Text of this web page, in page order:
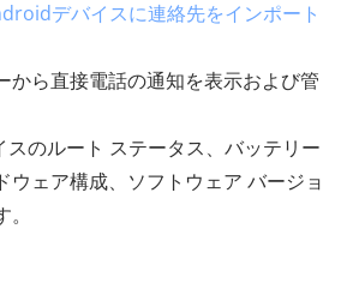
デバイスに連絡先をインポート
から直接電話の通知を表示および管
のルート ステータス、バッテリー
ウェア構成、ソフトウェア バージョ